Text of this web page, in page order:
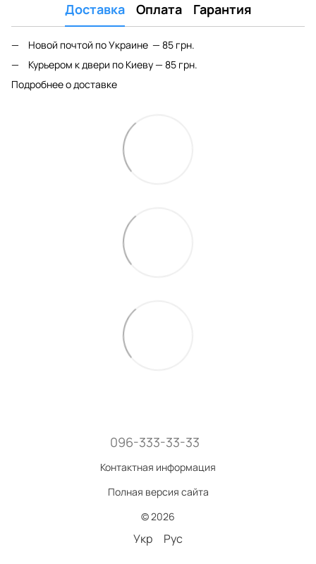
Доставка Оплата Гарантия
Новой почтой по Украине — 85 грн.
Курьером к двери по Киеву — 85 грн.
Подробнее о доставке
096-333-33-33
Контактная информация
Полная версия сайта
© 2026
Укр Рус